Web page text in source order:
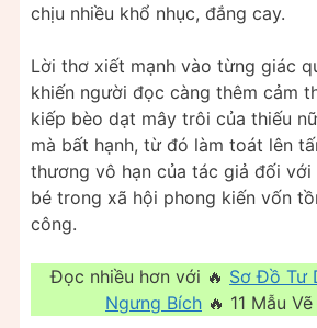
chịu nhiều khổ nhục, đắng cay.
Lời thơ xiết mạnh vào từng giác
khiến người đọc càng thêm cảm
kiếp bèo dạt mây trôi của thiếu
mà bất hạnh, từ đó làm toát lên
thương vô hạn của tác giả đối với
bé trong xã hội phong kiến vốn
công.
Đọc nhiều hơn với 🔥 Sơ Đồ Tư
Ngưng Bích 🔥 11 Mẫu